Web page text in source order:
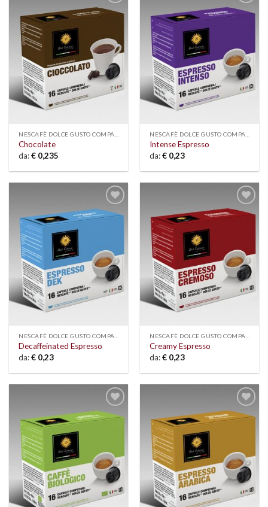
Add to
NESCAFÈ DOLCE GUSTO COMPATIBLE
Chocolate
da:€ 0,235
Add to
NESCAFÈ DOLCE GUSTO COMPATIBLE
Intense Espresso
da:€ 0,23
Add to
wishlist
NESCAFÈ DOLCE GUSTO COMPATIBLE
Decaffeinated Espresso
da:€ 0,23
Add to
NESCAFÈ DOLCE GUSTO COMPATIBLE
Creamy Espresso
da:€ 0,23
Add to
wishlist
Add to
wishlist